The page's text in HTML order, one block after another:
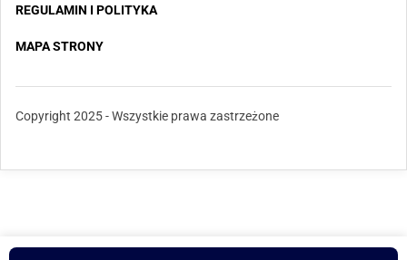
REGULAMIN I POLITYKA
MAPA STRONY
Copyright 2025 - Wszystkie prawa zastrzeżone